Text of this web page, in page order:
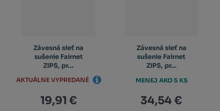
Závesná sieť na
sušenie Fairnet
ZIPS, pr...
19,91 €
AKTUÁLNE VYPREDANÉ
Závesná sieť na
sušenie Fairnet
ZIPS, pr...
34,54 €
MENEJ AKO 5 KS